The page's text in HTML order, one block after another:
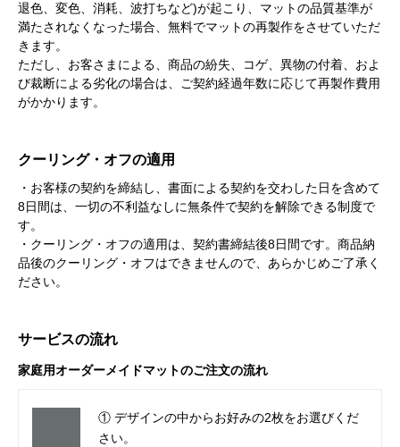
退色、変色、消耗、波打ちなど)が起こり、マットの品質基準が
満たされなくなった場合、無料でマットの再製作をさせていただ
きます。
ただし、お客さまによる、商品の紛失、コゲ、異物の付着、およ
び裁断による劣化の場合は、ご契約経過年数に応じて再製作費用
がかかります。
クーリング・オフの適用
・お客様の契約を締結し、書面による契約を交わした日を含めて
8日間は、一切の不利益なしに無条件で契約を解除できる制度で
す。
・クーリング・オフの適用は、契約書締結後8日間です。商品納
品後のクーリング・オフはできませんので、あらかじめご了承く
ださい。
サービスの流れ
家庭用オーダーメイドマットのご注文の流れ
① デザインの中からお好みの2枚をお選びくだ
さい。